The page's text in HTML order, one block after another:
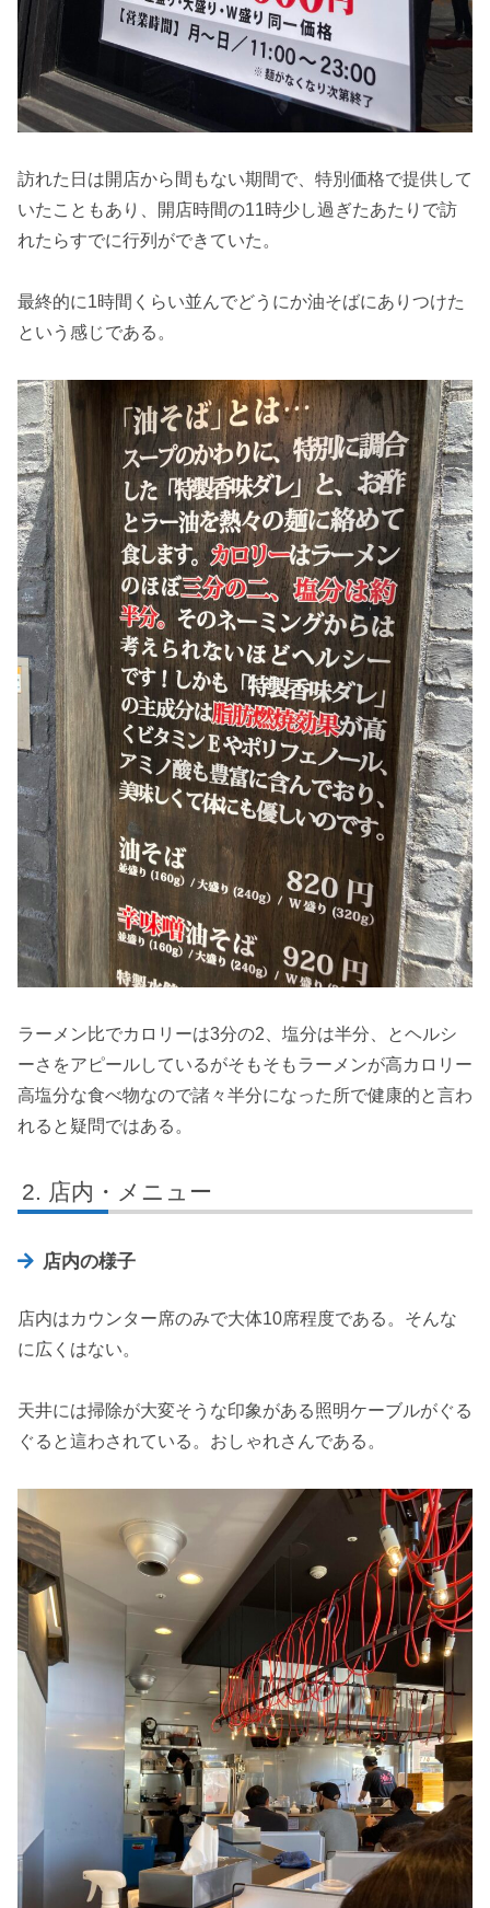
訪れた日は開店から間もない期間で、特別価格で提供して
いたこともあり、開店時間の11時少し過ぎたあたりで訪
れたらすでに行列ができていた。
最終的に1時間くらい並んでどうにか油そばにありつけた
という感じである。
ラーメン比でカロリーは3分の2、塩分は半分、とヘルシ
ーさをアピールしているがそもそもラーメンが高カロリー
高塩分な食べ物なので諸々半分になった所で健康的と言わ
れると疑問ではある。
店内・メニュー
店内の様子
店内はカウンター席のみで大体10席程度である。そんな
に広くはない。
天井には掃除が大変そうな印象がある照明ケーブルがぐる
ぐると這わされている。おしゃれさんである。